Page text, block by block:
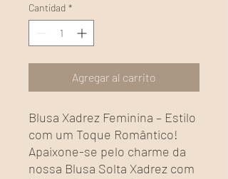
Cantidad *
Agregar al carrito
Blusa Xadrez Feminina – Estilo
com um Toque Romântico!
Apaixone-se pelo charme da
nossa Blusa Solta Xadrez com